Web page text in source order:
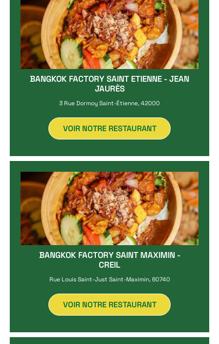
BANGKOK FACTORY SAINT ETIENNE - JEAN
JAURÈS
3 Rue Dormoy Saint-Étienne, 42000
VOIR NOTRE RESTAURANT
BANGKOK FACTORY SAINT MAXIMIN -
CREIL
Rue Louis Saint-Just Saint-Maximin, 60740
VOIR NOTRE RESTAURANT